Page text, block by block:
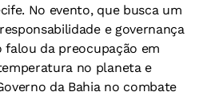
No evento, que busca um
e governança
falou da preocupação em
no planeta e
da Bahia no combate